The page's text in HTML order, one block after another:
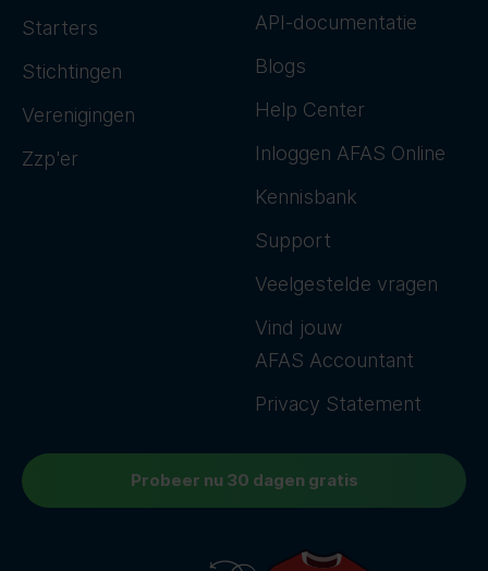
Starters
Stichtingen
Verenigingen
Zzp'er
API-documentatie
Blogs
Help Center
Inloggen AFAS Online
Kennisbank
Support
Veelgestelde vragen
Vind jouw
AFAS Accountant
Privacy Statement
Probeer nu 30 dagen gratis